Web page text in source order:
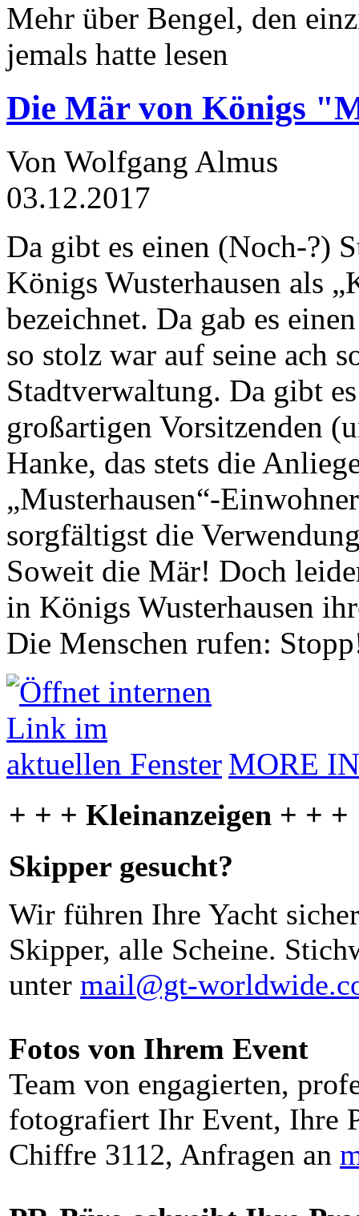
Mehr über Bengel, den
jemals hatte lesen
Die Mär von Königs
Von Wolfgang Almus
03.12.2017
Da gibt es einen (Noch-?)
Königs Wusterhausen als
bezeichnet. Da gab es
so stolz war auf seine ach
Stadtverwaltung. Da gibt
großartigen Vorsitzenden
Hanke, das stets die
„Musterhausen“-
sorgfältigst die
Soweit die Mär! Doch
in Königs Wusterhausen
Die Menschen rufen:
MORE
+ + + Kleinanzeigen + + +
Skipper gesucht?
Wir führen Ihre Yacht
Skipper, alle Scheine.
unter mail@gt-
Fotos von Ihrem Event
Team von engagierten,
fotografiert Ihr Event, Ihre
Chiffre 3112, Anfragen an